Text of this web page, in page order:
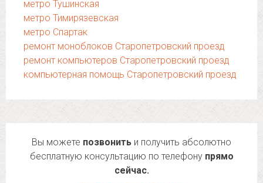
метро Тушинская
метро Тимирязевская
метро Спартак
ремонт моноблоков Старопетровский проезд
ремонт компьютеров Старопетровский проезд
компьютерная помощь Старопетровский проезд
Вы можете позвонить и получить абсолютно
бесплатную консультацию по телефону прямо
сейчас.